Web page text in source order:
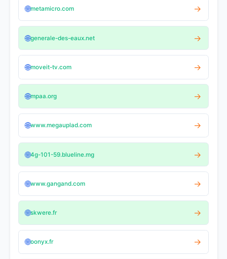
🌐metamicro.com →
🌐generale-des-eaux.net →
🌐moveit-tv.com →
🌐mpaa.org →
🌐www.megauplad.com →
🌐4g-101-59.blueline.mg →
🌐www.gangand.com →
🌐skwere.fr →
🌐oonyx.fr →